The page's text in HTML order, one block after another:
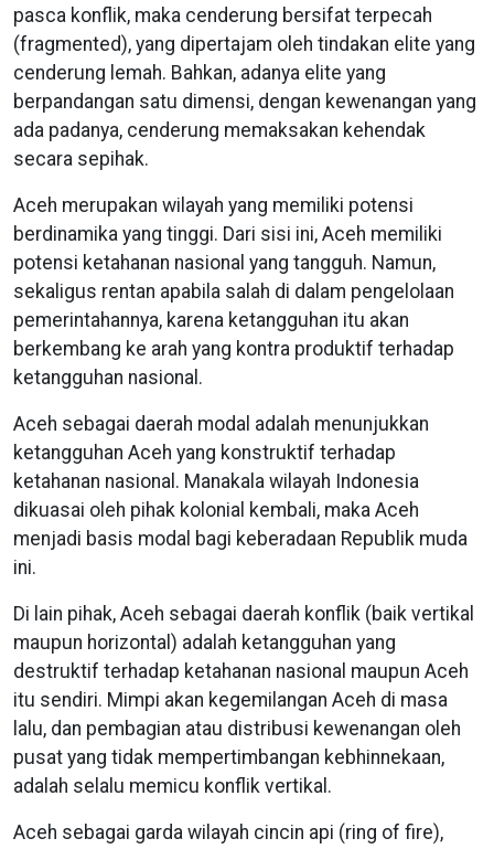
pasca konflik, maka cenderung bersifat terpecah
(fragmented), yang dipertajam oleh tindakan elite yang
cenderung lemah. Bahkan, adanya elite yang
berpandangan satu dimensi, dengan kewenangan yang
ada padanya, cenderung memaksakan kehendak
secara sepihak.
Aceh merupakan wilayah yang memiliki potensi
berdinamika yang tinggi. Dari sisi ini, Aceh memiliki
potensi ketahanan nasional yang tangguh. Namun,
sekaligus rentan apabila salah di dalam pengelolaan
pemerintahannya, karena ketangguhan itu akan
berkembang ke arah yang kontra produktif terhadap
ketangguhan nasional.
Aceh sebagai daerah modal adalah menunjukkan
ketangguhan Aceh yang konstruktif terhadap
ketahanan nasional. Manakala wilayah Indonesia
dikuasai oleh pihak kolonial kembali, maka Aceh
menjadi basis modal bagi keberadaan Republik muda
ini.
Di lain pihak, Aceh sebagai daerah konflik (baik vertikal
maupun horizontal) adalah ketangguhan yang
destruktif terhadap ketahanan nasional maupun Aceh
itu sendiri. Mimpi akan kegemilangan Aceh di masa
lalu, dan pembagian atau distribusi kewenangan oleh
pusat yang tidak mempertimbangan kebhinnekaan,
adalah selalu memicu konflik vertikal.
Aceh sebagai garda wilayah cincin api (ring of fire),